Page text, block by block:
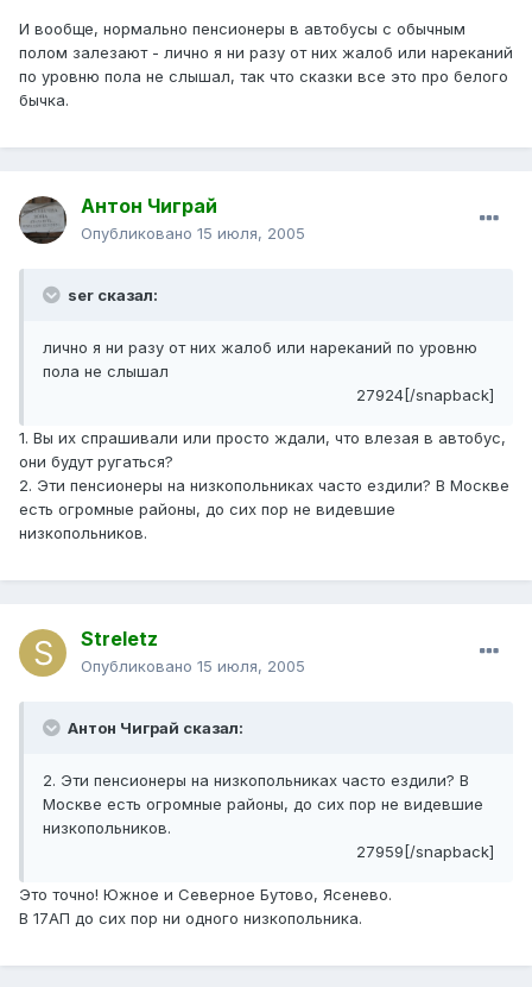
И вообще, нормально пенсионеры в автобусы с обычным
полом залезают - лично я ни разу от них жалоб или нареканий
по уровню пола не слышал, так что сказки все это про белого
бычка.
Антон Чиграй
Опубликовано 15 июля, 2005
ser сказал:
лично я ни разу от них жалоб или нареканий по уровню
пола не слышал
27924[/snapback]
1. Вы их спрашивали или просто ждали, что влезая в автобус,
они будут ругаться?
2. Эти пенсионеры на низкопольниках часто ездили? В Москве
есть огромные районы, до сих пор не видевшие
низкопольников.
Streletz
Опубликовано 15 июля, 2005
Антон Чиграй сказал:
2. Эти пенсионеры на низкопольниках часто ездили? В
Москве есть огромные районы, до сих пор не видевшие
низкопольников.
27959[/snapback]
Это точно! Южное и Северное Бутово, Ясенево.
В 17АП до сих пор ни одного низкопольника.